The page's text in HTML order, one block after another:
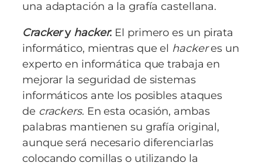
una adaptación a la grafía castellana.
Crackery hacker: El primero es un pirata
informático, mientras que el hackeres un
experto en informática que trabaja en
mejorar la seguridad de sistemas
informáticos ante los posibles ataques
de crackers. En esta ocasión, ambas
palabras mantienen su grafía original,
aunque será necesario diferenciarlas
colocando comillas o utilizando la